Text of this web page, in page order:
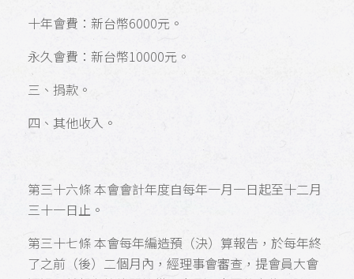
十年會費：新台幣6000元。
永久會費：新台幣10000元。
三、捐款。
四、其他收入。
第三十六條 本會會計年度自每年一月一日起至十二月
三十一日止。
第三十七條 本會每年編造預（決）算報告，於每年終
了之前（後）二個月內，經理事會審查，提會員大會